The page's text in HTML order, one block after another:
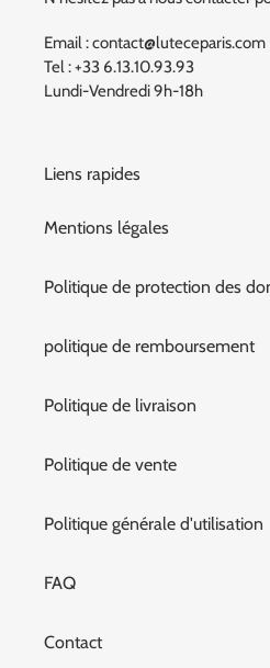
Email : contact@luteceparis.com
Tel : +33 6.13.10.93.93
Lundi-Vendredi 9h-18h
Liens rapides
Mentions légales
Politique de protection des
politique de remboursement
Politique de livraison
Politique de vente
Politique générale d'utilisation
FAQ
Contact